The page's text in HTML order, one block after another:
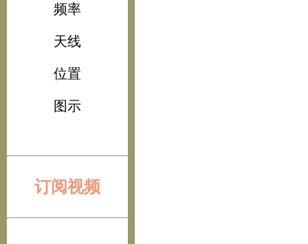
频率
天线
位置
图示
订阅视频